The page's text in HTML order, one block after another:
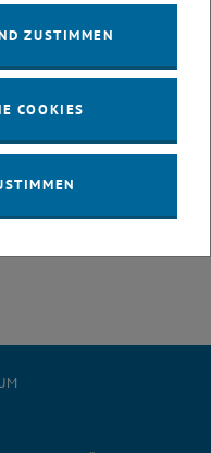
und demSweetSpot
im Rahmen des
ZUSTIMMEN
COOKIES